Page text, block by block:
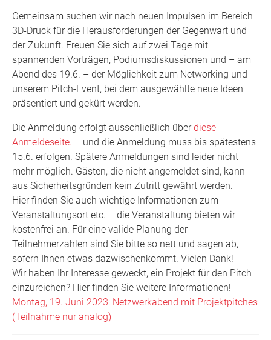
Gemeinsam suchen wir nach neuen Impulsen im Bereich
3D-Druck für die Herausforderungen der Gegenwart und
der Zukunft. Freuen Sie sich auf zwei Tage mit
spannenden Vorträgen, Podiumsdiskussionen und – am
Abend des 19.6. – der Möglichkeit zum Networking und
unserem Pitch-Event, bei dem ausgewählte neue Ideen
präsentiert und gekürt werden.
Die Anmeldung erfolgt ausschließlich überdiese
Anmeldeseite. – und die Anmeldung muss bis spätestens
15.6. erfolgen. Spätere Anmeldungen sind leider nicht
mehr möglich. Gästen, die nicht angemeldet sind, kann
aus Sicherheitsgründen kein Zutritt gewährt werden.
Hier finden Sie auch wichtige Informationen zum
Veranstaltungsort etc. – die Veranstaltung bieten wir
kostenfrei an. Für eine valide Planung der
Teilnehmerzahlen sind Sie bitte so nett und sagen ab,
sofern Ihnen etwas dazwischenkommt. Vielen Dank!
Wir haben Ihr Interesse geweckt, ein Projekt für den Pitch
einzureichen? Hier finden Sie weitere Informationen!
Montag, 19. Juni 2023: Netzwerkabend mit Projektpitches
(Teilnahme nur analog)